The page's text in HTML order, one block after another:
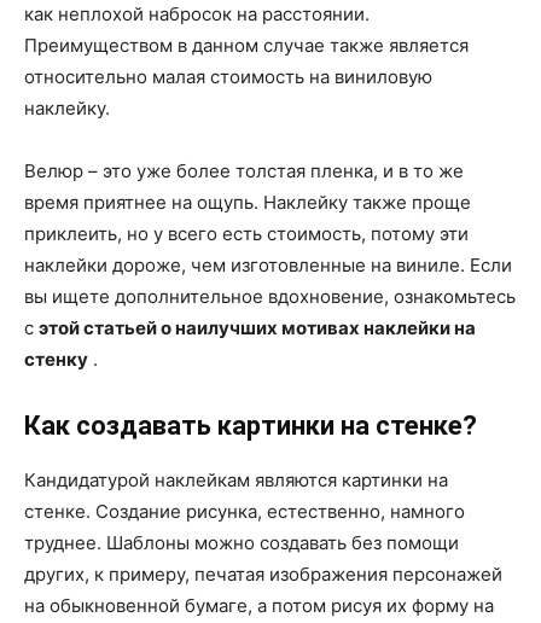
как неплохой набросок на расстоянии.
Преимуществом в данном случае также является
относительно малая стоимость на виниловую
наклейку.
Велюр – это уже более толстая пленка, и в то же
время приятнее на ощупь. Наклейку также проще
приклеить, но у всего есть стоимость, потому эти
наклейки дороже, чем изготовленные на виниле. Если
вы ищете дополнительное вдохновение, ознакомьтесь
с этой статьей о наилучших мотивах наклейки на
стенку .
Как создавать картинки на стенке?
Кандидатурой наклейкам являются картинки на
стенке. Создание рисунка, естественно, намного
труднее. Шаблоны можно создавать без помощи
других, к примеру, печатая изображения персонажей
на обыкновенной бумаге, а потом рисуя их форму на